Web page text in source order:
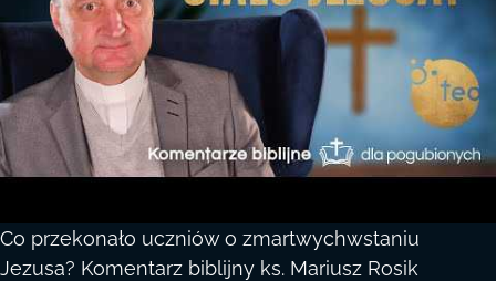
Co przekonało uczniów o zmartwychwstaniu
Jezusa? Komentarz biblijny ks. Mariusz Rosik